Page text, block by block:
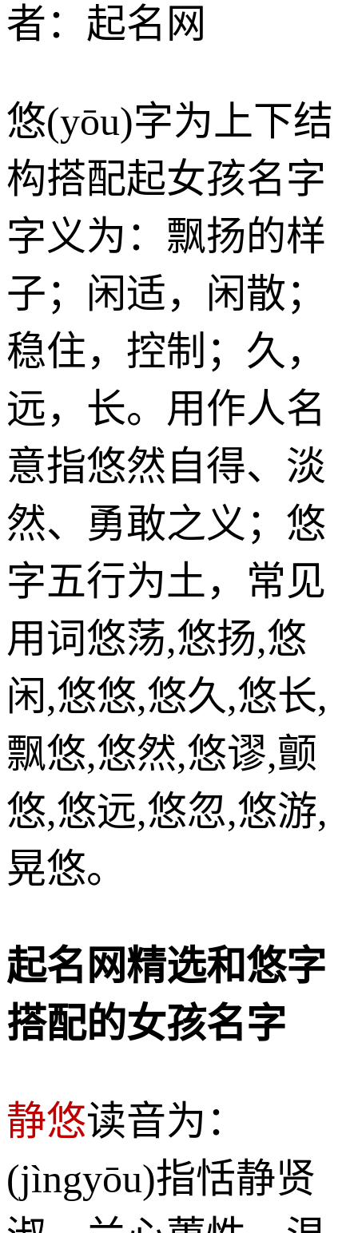
者：起名网
悠(yōu)字为上下结
构搭配起女孩名字
字义为：飘扬的样
子；闲适，闲散；
稳住，控制；久，
远，长。用作人名
意指悠然自得、淡
然、勇敢之义；悠
字五行为土，常见
用词悠荡,悠扬,悠
闲,悠悠,悠久,悠长,
飘悠,悠然,悠谬,颤
悠,悠远,悠忽,悠游,
晃悠。
起名网精选和悠字
搭配的女孩名字
静悠读音为：
(jìngyōu)指恬静贤